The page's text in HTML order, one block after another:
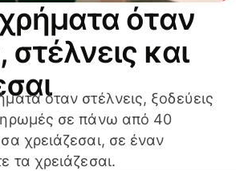
όταν
στέλνεις και
όταν στέλνεις, ξοδεύεις
σε πάνω από 40
χρειάζεσαι, σε έναν
τα χρειάζεσαι.